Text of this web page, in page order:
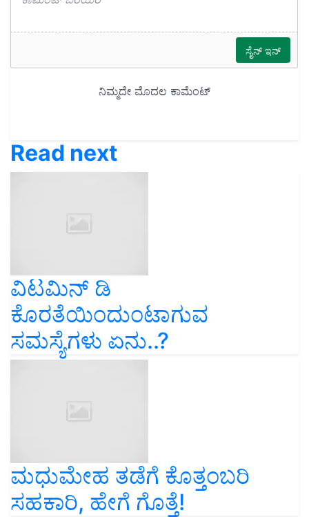
Read next
ವಿಟಮಿನ್ ಡಿ
ಕೊರತೆಯಿಂದುಂಟಾಗುವ
ಸಮಸ್ಯೆಗಳು ಏನು..?
ಮಧುಮೇಹ ತಡೆಗೆ ಕೊತ್ತಂಬರಿ
ಸಹಕಾರಿ, ಹೇಗೆ ಗೊತ್ತೆ!